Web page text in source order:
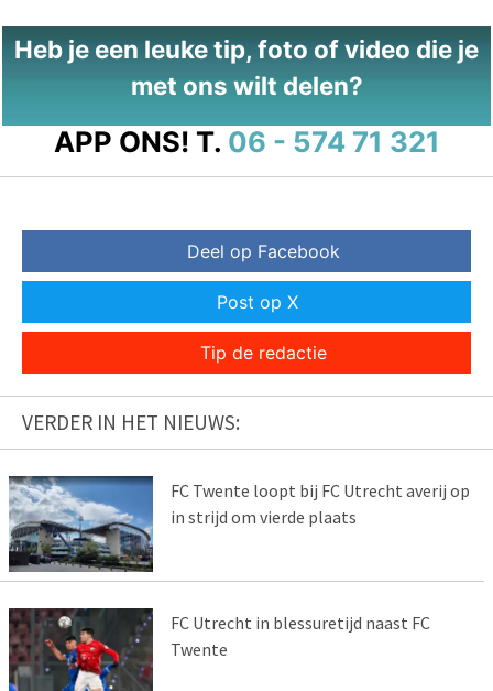
Heb je een leuke tip, foto of video die je
met ons wilt delen?
APP ONS! T. 06 - 574 71 321
Deel op Facebook
Post op X
Tip de redactie
VERDER IN HET NIEUWS:
FC Twente loopt bij FC Utrecht averij op
in strijd om vierde plaats
FC Utrecht in blessuretijd naast FC
Twente